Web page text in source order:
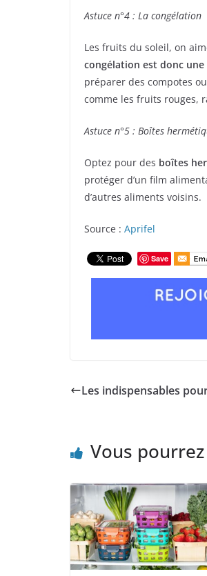
Astuce n°4 : La congélation
Les fruits du soleil, on
congélation est donc
préparer des compotes
comme les fruits rouges,
Astuce n°5 : Boîtes
Optez pour des boîtes
protéger d’un film
d’autres aliments voisins.
Source : Aprifel
Save
Les indispensables
Vous